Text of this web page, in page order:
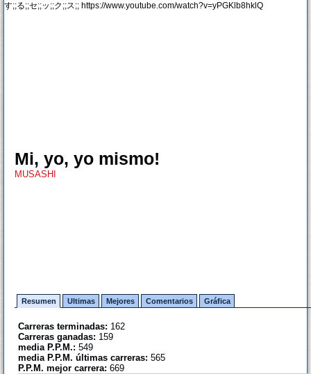
す;;る;;セ;;ッ;;ク;;ス;; https://www.youtube.com/watch?v=yPGKlb8hklQ
Mi, yo, yo mismo!
MUSASHI
Resumen Ultimas Mejores Comentarios Gráfica
Carreras terminadas: 162
Carreras ganadas: 159
media P.P.M.: 549
media P.P.M. últimas carreras: 565
P.P.M. mejor carrera: 669